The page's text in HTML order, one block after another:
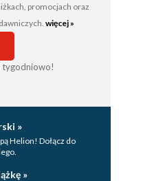
promocjach oraz
więcej »
tygodniowo!
»
Helion! Dołącz do
»